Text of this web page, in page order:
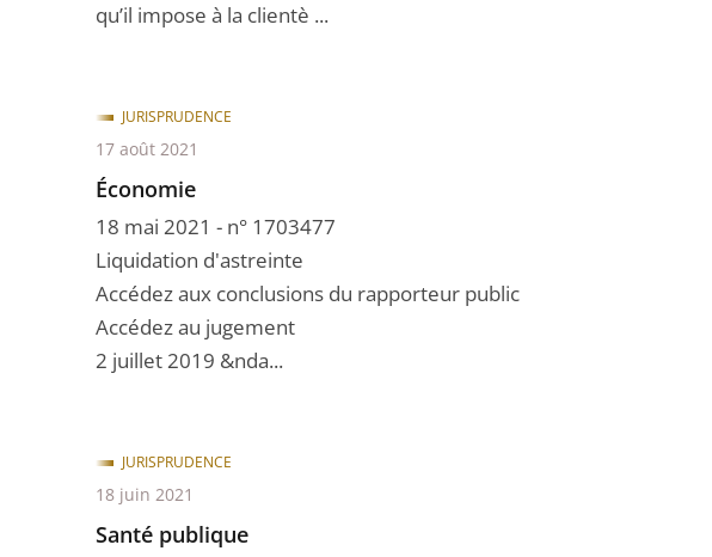
qu’il impose à la clientè ...
Économie
18 mai 2021 - n° 1703477
Liquidation d'astreinte
Accédez aux conclusions du rapporteur public
Accédez au jugement
2 juillet 2019 &nda...
JURISPRUDENCE
17 août 2021
Santé publique
JURISPRUDENCE
18 juin 2021